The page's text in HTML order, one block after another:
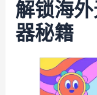
解锁海
器秘籍